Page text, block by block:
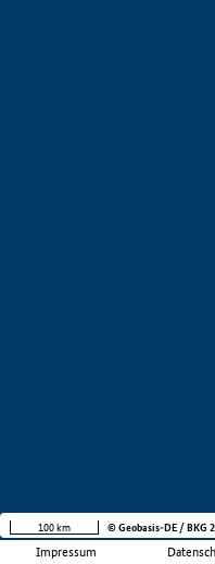
Impressum
100 km © Geobasis-DE / BKG